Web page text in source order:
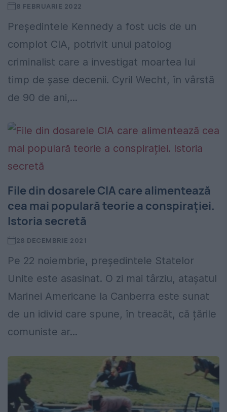
8 FEBRUARIE 2022
Președintele Kennedy a fost ucis de un
complot CIA, potrivit unui patolog
criminalist care a investigat moartea lui
timp de șase decenii. Cyril Wecht, în vârstă
de 90 de ani,...
File din dosarele CIA care alimentează
cea mai populară teorie a conspirației.
Istoria secretă
28 DECEMBRIE 2021
Pe 22 noiembrie, președintele Statelor
Unite este asasinat. O zi mai târziu, atașatul
Marinei Americane la Canberra este sunat
de un idivid care spune, în treacăt, că țările
comuniste ar...